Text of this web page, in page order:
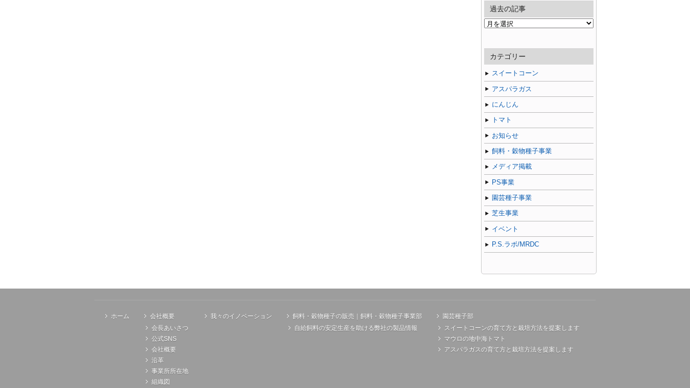
過去の記事
過
記
事
カテゴリー
スイートコーン
アスパラガス
にんじん
トマト
お知らせ
飼料・穀物種子事業
メディア掲載
PS事業
園芸種子事業
芝生事業
イベント
P.S.ラボ/MRDC
ホーム
会社概要
会長あいさつ
公式SNS
会社概要
沿革
事業所所在地
組織図
我々のイノベーション
飼料・穀物種子の販売｜飼料・穀物種子事業部
自給飼料の安定生産を助ける弊社の製品情報
園芸種子部
スイートコーンの育て方と栽培方法を提案します
マウロの地中海トマト
アスパラガスの育て方と栽培方法を提案します